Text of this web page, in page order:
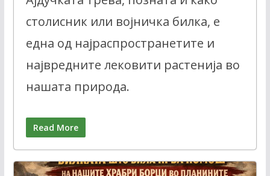
столисник или војничка билка, е
една од најраспространетите и
највредните лековити растенија во
нашата природа.
Read More